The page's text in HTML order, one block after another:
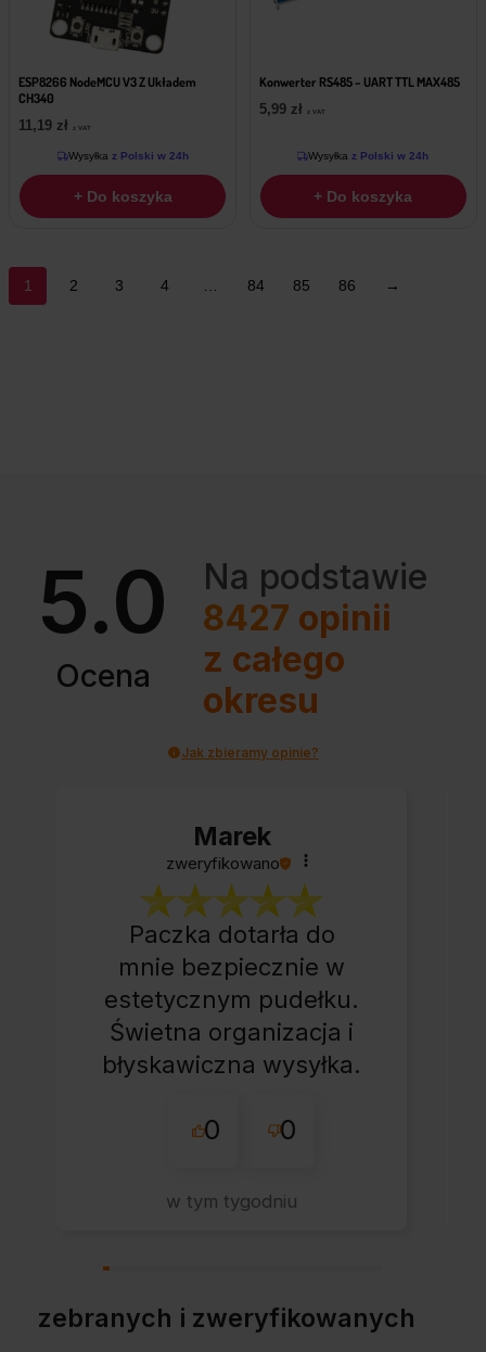
ESP8266 NodeMCU V3 Z Układem
CH340
11,19 zł z VAT
Wysyłka z Polski w 24h
+ Do koszyka
Konwerter RS485 – UART TTL MAX485
5,99 zł z VAT
Wysyłka z Polski w 24h
+ Do koszyka
1 2 3 4 … 84 85 86 →
5.0
Ocena
Na podstawie
8427 opinii
z całego
okresu
Jak zbieramy opinie?
Marek
zweryfikowano
Paczka dotarła do
mnie bezpiecznie w
estetycznym pudełku.
Świetna organizacja i
błyskawiczna wysyłka.
sklepu nie pierwszy
wszystko perfekt.
0 0
w tym tygodniu
zebranych i zweryfikowanych